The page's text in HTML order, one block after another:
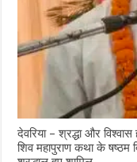
देवरिया – श्रद्धा और
शिव महापुराण कथा के षष्ठम